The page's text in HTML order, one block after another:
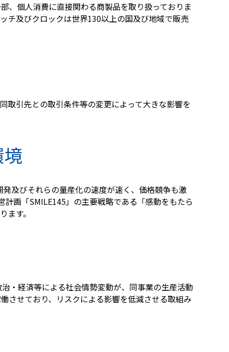
、個人消費に直接関わる商製品を取り扱っておりま
チ及びクロックは世界130以上の国及び地域で販売
取引先との取引条件等の変更によって大きな影響を
及びそれらの量産化の速度が速く、価格競争も激
画「SMILE145」の主要戦略である「感動をもたら
す。
・経済等による社会情勢変動が、同事業の生産活動
させており、リスクによる影響を低減させる取組み